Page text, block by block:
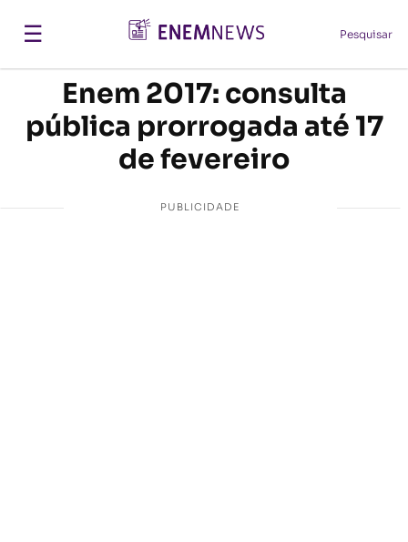
☰ Pesquisar
Enem 2017: consulta
pública prorrogada até 17
de fevereiro